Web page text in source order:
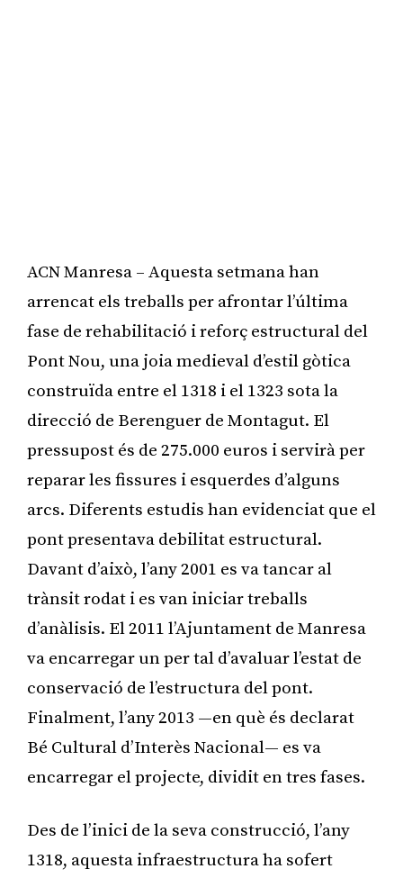
ACN Manresa – Aquesta setmana han
arrencat els treballs per afrontar l’última
fase de rehabilitació i reforç estructural del
Pont Nou, una joia medieval d’estil gòtica
construïda entre el 1318 i el 1323 sota la
direcció de Berenguer de Montagut. El
pressupost és de 275.000 euros i servirà per
reparar les fissures i esquerdes d’alguns
arcs. Diferents estudis han evidenciat que el
pont presentava debilitat estructural.
Davant d’això, l’any 2001 es va tancar al
trànsit rodat i es van iniciar treballs
d’anàlisis. El 2011 l’Ajuntament de Manresa
va encarregar un per tal d’avaluar l’estat de
conservació de l’estructura del pont.
Finalment, l’any 2013 —en què és declarat
Bé Cultural d’Interès Nacional— es va
encarregar el projecte, dividit en tres fases.
Des de l’inici de la seva construcció, l’any
1318, aquesta infraestructura ha sofert